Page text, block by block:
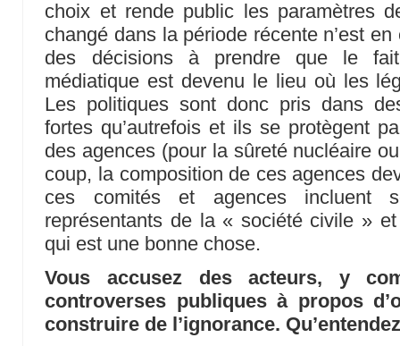
choix et rende public les paramètres
changé dans la période récente n’est
des décisions à prendre que le
médiatique est devenu le lieu où les
Les politiques sont donc pris dans
fortes qu’autrefois et ils se protègent
des agences (pour la sûreté nucléaire
coup, la composition de ces agences
ces comités et agences incluent
représentants de la « société civile »
qui est une bonne chose.
Vous accusez des acteurs, y
controverses publiques à propos
construire de l’ignorance.